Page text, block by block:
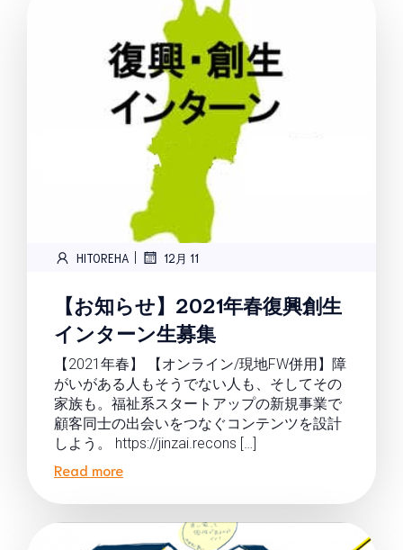
HITOREHA | 12月 11
【お知らせ】2021年春復興創生
インターン生募集
【2021年春】 【オンライン/現地FW併用】障
がいがある人もそうでない人も、そしてその
家族も。福祉系スタートアップの新規事業で
顧客同士の出会いをつなぐコンテンツを設計
しよう。 https://jinzai.recons […]
Read more